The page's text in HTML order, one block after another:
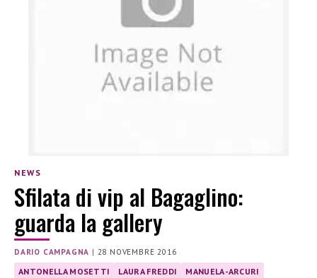
NEWS
Sfilata di vip al Bagaglino:
guarda la gallery
DARIO CAMPAGNA | 28 NOVEMBRE 2016
ANTONELLA MOSETTI LAURA FREDDI
MANUELA-ARCURI